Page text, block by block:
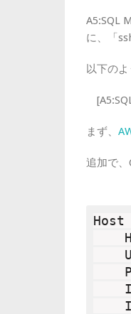
A5:SQL
に、「
以下の
まず、
追加で
Host